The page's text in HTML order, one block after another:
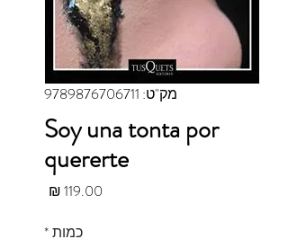
מק"ט: 9789876706711
Soy una tonta por
quererte
כמות*